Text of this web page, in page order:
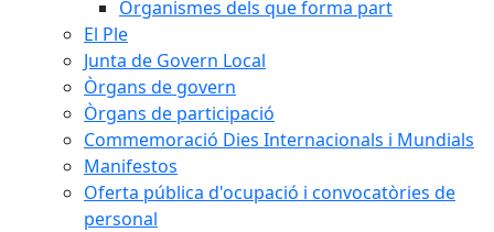
Organismes dels que forma part
El Ple
Junta de Govern Local
Òrgans de govern
Òrgans de participació
Commemoració Dies Internacionals i Mundials
Manifestos
Oferta pública d'ocupació i convocatòries de
personal